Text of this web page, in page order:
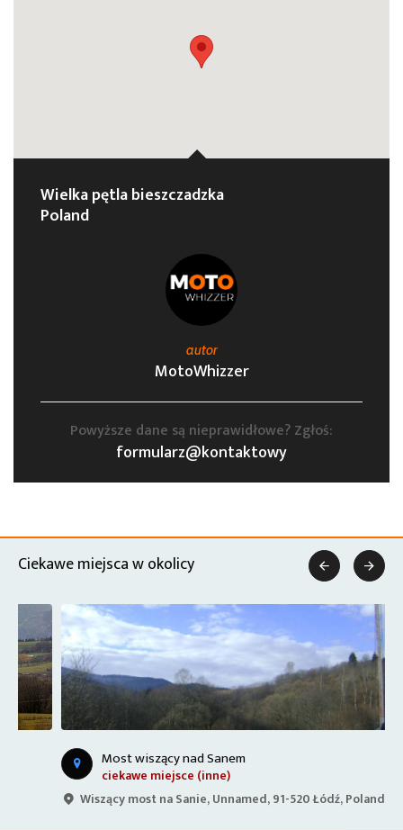
Wielka pętla bieszczadzka
Poland
autor
MotoWhizzer
Powyższe dane są nieprawidłowe? Zgłoś:
formularz@kontaktowy
Ciekawe miejsca w okolicy
Most wiszący nad Sanem
ciekawe miejsce (inne)
Wiszący most na Sanie, Unnamed, 91-520 Łódź, Poland
 